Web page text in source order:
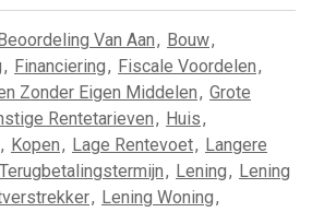
Van Aan, Bouw,
, Financiering, Fiscale Voordelen,
Zonder Eigen Middelen, Grote
Rentetarieven, Huis,
, Kopen, Lage Rentevoet, Langere
, Lening, Lening
, Lening Woning,